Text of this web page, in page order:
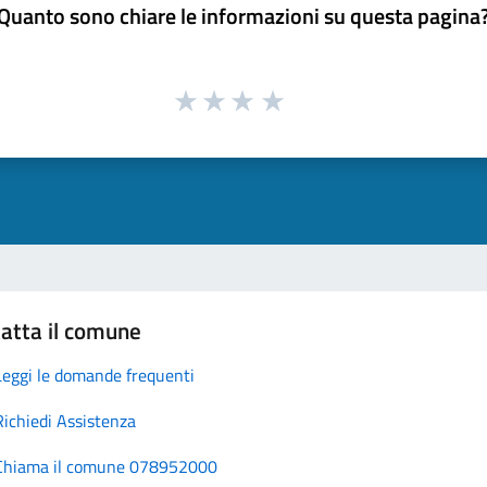
sono chiare le informazioni su questa
il comune
le domande frequenti
Assistenza
il comune 078952000